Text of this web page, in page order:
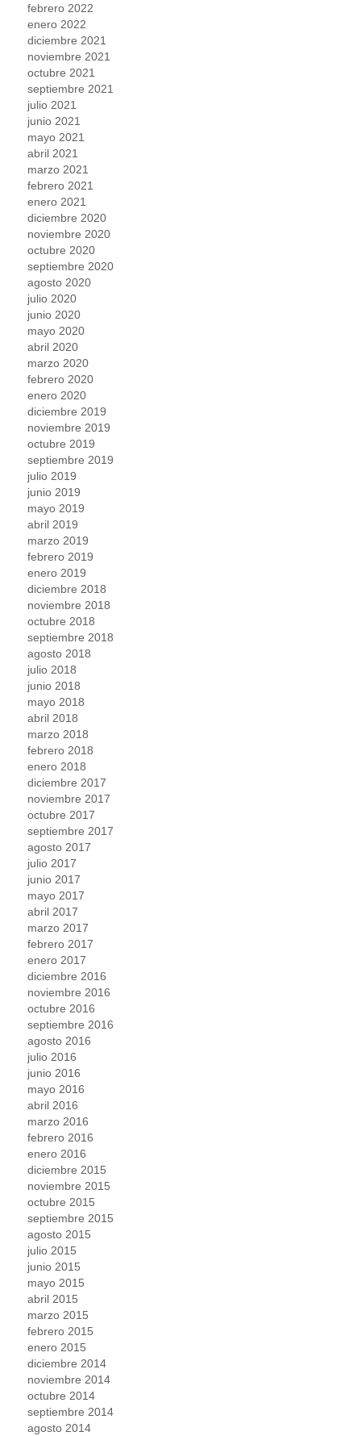
febrero 2022
enero 2022
diciembre 2021
noviembre 2021
octubre 2021
septiembre 2021
julio 2021
junio 2021
mayo 2021
abril 2021
marzo 2021
febrero 2021
enero 2021
diciembre 2020
noviembre 2020
octubre 2020
septiembre 2020
agosto 2020
julio 2020
junio 2020
mayo 2020
abril 2020
marzo 2020
febrero 2020
enero 2020
diciembre 2019
noviembre 2019
octubre 2019
septiembre 2019
julio 2019
junio 2019
mayo 2019
abril 2019
marzo 2019
febrero 2019
enero 2019
diciembre 2018
noviembre 2018
octubre 2018
septiembre 2018
agosto 2018
julio 2018
junio 2018
mayo 2018
abril 2018
marzo 2018
febrero 2018
enero 2018
diciembre 2017
noviembre 2017
octubre 2017
septiembre 2017
agosto 2017
julio 2017
junio 2017
mayo 2017
abril 2017
marzo 2017
febrero 2017
enero 2017
diciembre 2016
noviembre 2016
octubre 2016
septiembre 2016
agosto 2016
julio 2016
junio 2016
mayo 2016
abril 2016
marzo 2016
febrero 2016
enero 2016
diciembre 2015
noviembre 2015
octubre 2015
septiembre 2015
agosto 2015
julio 2015
junio 2015
mayo 2015
abril 2015
marzo 2015
febrero 2015
enero 2015
diciembre 2014
noviembre 2014
octubre 2014
septiembre 2014
agosto 2014